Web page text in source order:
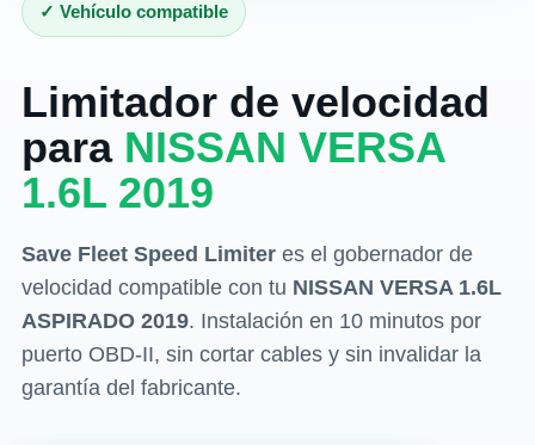
✓ Vehículo compatible
Limitador de velocidad
para NISSAN VERSA
1.6L 2019
Save Fleet Speed Limiteres el gobernador de
velocidad compatible con tu NISSAN VERSA 1.6L
ASPIRADO 2019. Instalación en 10 minutos por
puerto OBD-II, sin cortar cables y sin invalidar la
garantía del fabricante.